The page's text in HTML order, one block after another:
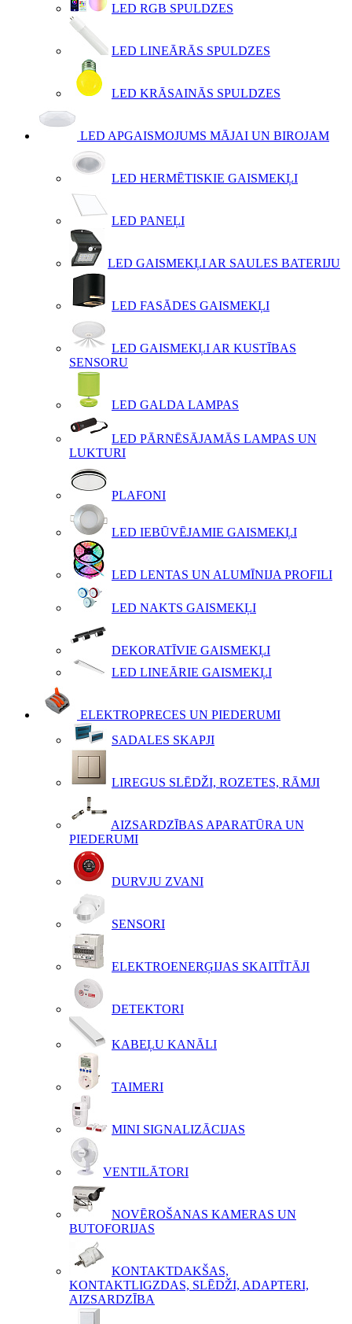
LED RGB SPULDZES
LED LINEĀRĀS SPULDZES
LED KRĀSAINĀS SPULDZES
LED APGAISMOJUMS MĀJAI UN BIROJAM
LED HERMĒTISKIE GAISMEKĻI
LED PANEĻI
LED GAISMEKĻI AR SAULES BATERIJU
LED FASĀDES GAISMEKĻI
LED GAISMEKĻI AR KUSTĪBAS
SENSORU
LED GALDA LAMPAS
LED PĀRNĒSĀJAMĀS LAMPAS UN
LUKTURI
PLAFONI
LED IEBŪVĒJAMIE GAISMEKĻI
LED LENTAS UN ALUMĪNIJA PROFILI
LED NAKTS GAISMEKĻI
DEKORATĪVIE GAISMEKĻI
LED LINEĀRIE GAISMEKĻI
ELEKTROPRECES UN PIEDERUMI
SADALES SKAPJI
LIREGUS SLĒDŽI, ROZETES, RĀMJI
AIZSARDZĪBAS APARATŪRA UN
PIEDERUMI
DURVJU ZVANI
SENSORI
ELEKTROENERĢIJAS SKAITĪTĀJI
DETEKTORI
KABEĻU KANĀLI
TAIMERI
MINI SIGNALIZĀCIJAS
VENTILĀTORI
NOVĒROŠANAS KAMERAS UN
BUTOFORIJAS
KONTAKTDAKŠAS,
KONTAKTLIGZDAS, SLĒDŽI, ADAPTERI,
AIZSARDZĪBA